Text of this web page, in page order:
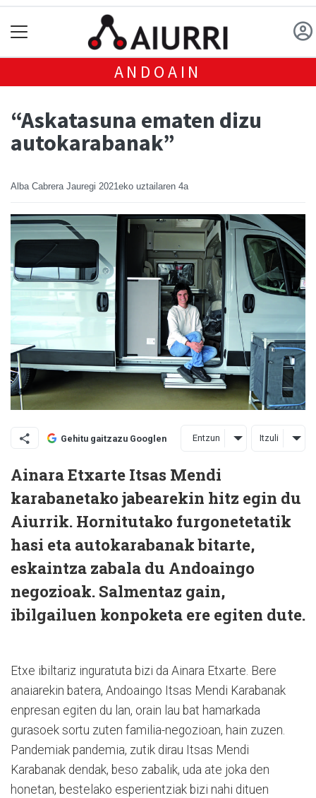
ANDOAIN
“Askatasuna ematen dizu
autokarabanak”
Alba Cabrera Jauregi 2021eko uztailaren 4a
Gehitu gaitzazu Googlen Entzun Itzuli
Ainara Etxarte Itsas Mendi
karabanetako jabearekin hitz egin du
Aiurrik. Hornitutako furgonetetatik
hasi eta autokarabanak bitarte,
eskaintza zabala du Andoaingo
negozioak. Salmentaz gain,
ibilgailuen konpoketa ere egiten dute.
Etxe ibiltariz inguratuta bizi da Ainara Etxarte. Bere
anaiarekin batera, Andoaingo Itsas Mendi Karabanak
enpresan egiten du lan, orain lau bat hamarkada
gurasoek sortu zuten familia-negozioan, hain zuzen.
Pandemiak pandemia, zutik dirau Itsas Mendi
Karabanak dendak, beso zabalik, uda ate joka den
honetan, bestelako esperientziak bizi nahi dituen